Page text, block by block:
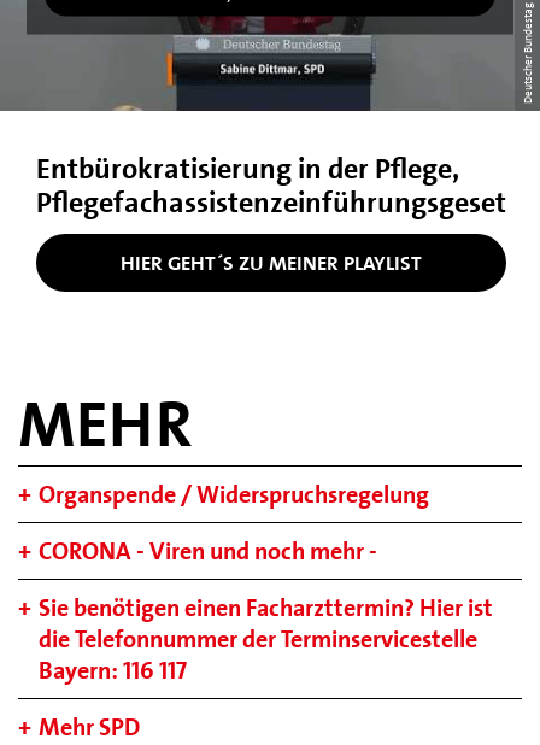
Deutscher Bundestag
Entbürokratisierung in der Pflege,
Pflegefachassistenzeinführungsgeset
HIER GEHT´S ZU MEINER PLAYLIST
MEHR
Organspende / Widerspruchsregelung
CORONA - Viren und noch mehr -
Sie benötigen einen Facharzttermin? Hier ist
die Telefonnummer der Terminservicestelle
Bayern: 116 117
Mehr SPD